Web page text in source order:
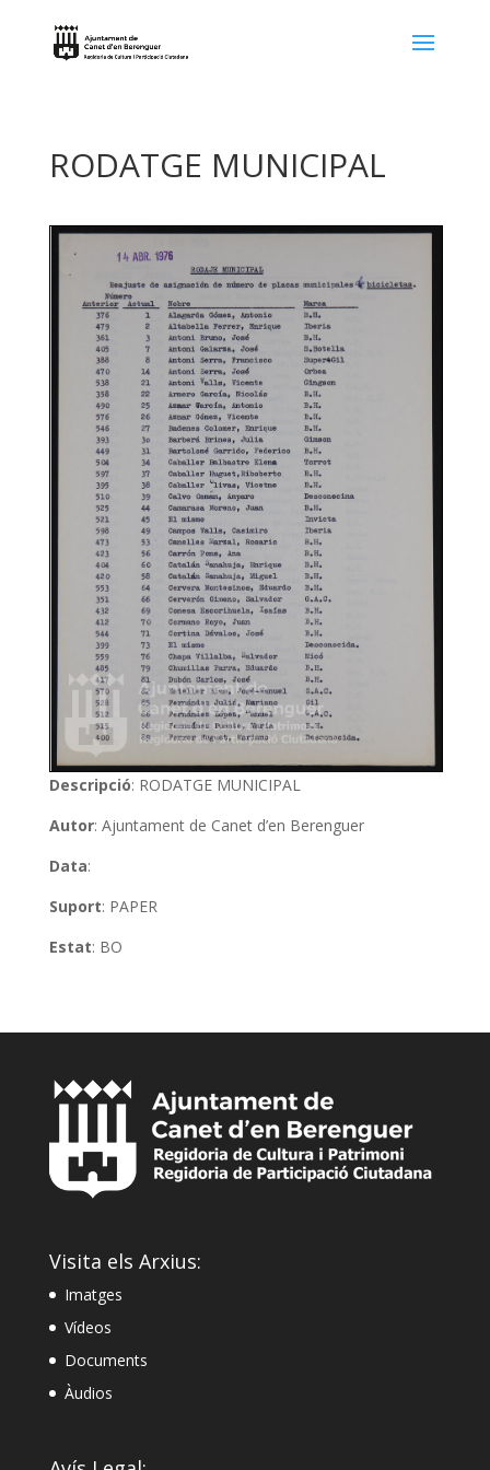
RODATGE MUNICIPAL
Descripció: RODATGE MUNICIPAL
Autor: Ajuntament de Canet d’en Berenguer
Data:
Suport: PAPER
Estat: BO
Visita els Arxius:
Imatges
Vídeos
Documents
Àudios